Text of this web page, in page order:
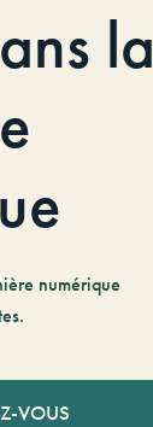
la
numérique
VOUS